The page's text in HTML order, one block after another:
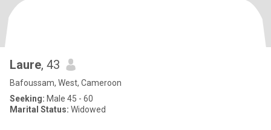
Laure, 43
Bafoussam, West, Cameroon
Seeking: Male 45 - 60
Marital Status: Widowed